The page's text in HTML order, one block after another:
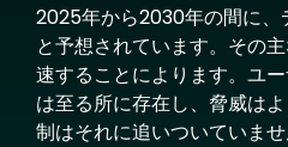
2025年から2030年の間に、
と予想されています。その
速することによります。ユ
は至る所に存在し、脅威は
制はそれに追いついていませ